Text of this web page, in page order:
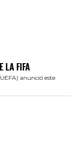
LA FIFA
anunció este